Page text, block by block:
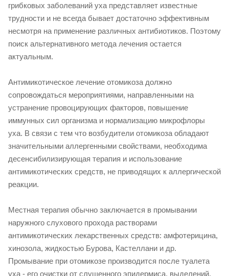
грибковых заболеваний уха представляет известные
трудности и не всегда бывает достаточно эффективным
несмотря на применение различных антибиотиков. Поэтому
поиск альтернативного метода лечения остается
актуальным.
Антимикотическое лечение отомикоза должно
сопровождаться мероприятиями, направленными на
устранение провоцирующих факторов, повышение
иммунных сил организма и нормализацию микрофлоры
уха. В связи с тем что возбудители отомикоза обладают
значительными аллергенными свойствами, необходима
десенсибилизирующая терапия и использование
антимикотических средств, не приводящих к аллергической
реакции.
Местная терапия обычно заключается в промывании
наружного слухового прохода растворами
антимикотических лекарственных средств: амфотерицина,
хинозола, жидкостью Бурова, Кастеллани и др.
Промывание при отомикозе производится после туалета
уха - его очистки от слущенного эпидермиса, выделений,